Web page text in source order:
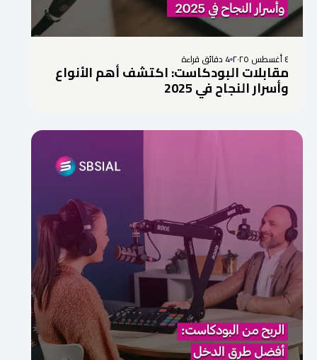
٤ أغسطس ٢٠٢٥ 4 دقائق قراءة
مقابلات البودكاست: اكتشف أهم الأنواع
وأسرار النجاح في 2025